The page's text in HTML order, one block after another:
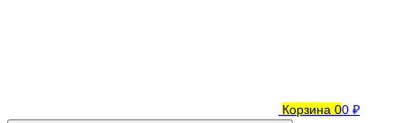
Корзина 00 ₽